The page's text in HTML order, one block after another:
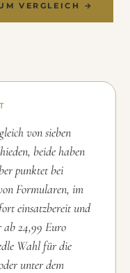
VERGLEICH →
von sieben
beide haben
punktet bei
Formularen, im
einsatzbereit und
ab 24,99 Euro
Wahl für die
unter dem